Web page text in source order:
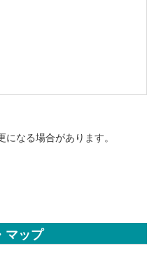
なる場合があります。
マップ